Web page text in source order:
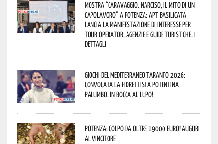
Mostra “Caravaggio. Narciso, il mito di un
capolavoro” a Potenza: APT Basilicata
lancia la manifestazione di interesse per
Tour Operator, Agenzie e Guide Turistiche. I
dettagli
Giochi del Mediterraneo Taranto 2026:
convocata la fiorettista potentina
Palumbo. In bocca al lupo!
Potenza: colpo da oltre 19000 Euro! Auguri
al vincitore